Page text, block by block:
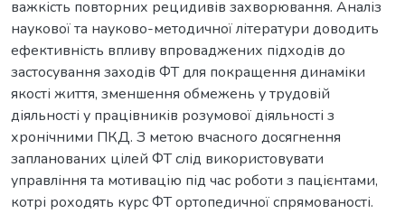
важкість повторних рецидивів захворювання. Аналіз
наукової та науково-методичної літератури доводить
ефективність впливу впроваджених підходів до
застосування заходів ФТ для покращення динаміки
якості життя, зменшення обмежень у трудовій
діяльності у працівників розумової діяльності з
хронічними ПКД. З метою вчасного досягнення
запланованих цілей ФТ слід використовувати
управління та мотивацію під час роботи з пацієнтами,
котрі роходять курс ФТ ортопедичної спрямованості.